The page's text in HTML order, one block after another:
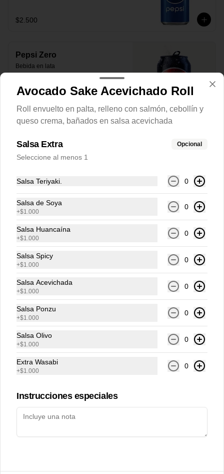
$2.500
Pepsi Zero
Bebida en lata
$2.500
Conócenos
+56 2 2235 0984
Delivery
Términos y condiciones
Política de privacidad
Redes sociales
Instagram
Iniciar sesión
Avocado Sake Acevichado Roll
Roll envuelto en palta, relleno con salmón, cebollín y
queso crema, bañados en salsa acevichada
Salsa Extra Opcional
Seleccione al menos 1
Salsa Teriyaki. 0
Salsa de Soya
+$1.000
0
Salsa Huancaína
+$1.000
0
Salsa Spicy
+$1.000
0
Salsa Acevichada
+$1.000
0
Salsa Ponzu
+$1.000
0
Salsa Olivo
+$1.000
0
Extra Wasabi
+$1.000
0
Instrucciones especiales